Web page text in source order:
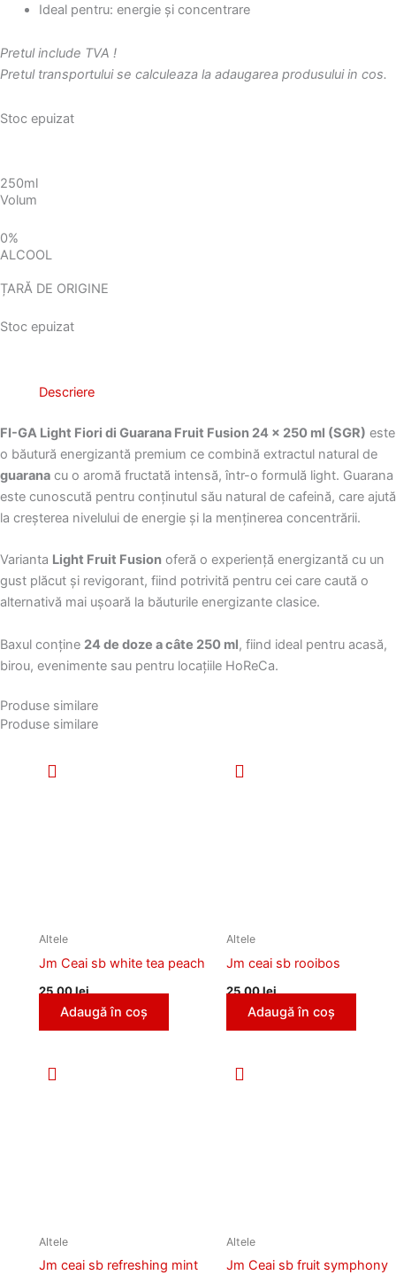
Ideal pentru: energie și concentrare
Pretul include TVA !
Pretul transportului se calculeaza la adaugarea produsului in cos.
Stoc epuizat
250ml
Volum
0%
ALCOOL
ȚARĂ DE ORIGINE
Stoc epuizat
Descriere
FI-GA Light Fiori di Guarana Fruit Fusion 24 × 250 ml (SGR) este
o băutură energizantă premium ce combină extractul natural de
guarana cu o aromă fructată intensă, într-o formulă light. Guarana
este cunoscută pentru conținutul său natural de cafeină, care ajută
la creșterea nivelului de energie și la menținerea concentrării.
Varianta Light Fruit Fusion oferă o experiență energizantă cu un
gust plăcut și revigorant, fiind potrivită pentru cei care caută o
alternativă mai ușoară la băuturile energizante clasice.
Baxul conține 24 de doze a câte 250 ml, fiind ideal pentru acasă,
birou, evenimente sau pentru locațiile HoReCa.
Produse similare
Produse similare
Altele
Jm Ceai sb white tea peach
25,00lei
Adaugă în coș
Altele
Jm ceai sb rooibos
25,00lei
Adaugă în coș
Altele
Jm ceai sb refreshing mint
Altele
Jm Ceai sb fruit symphony